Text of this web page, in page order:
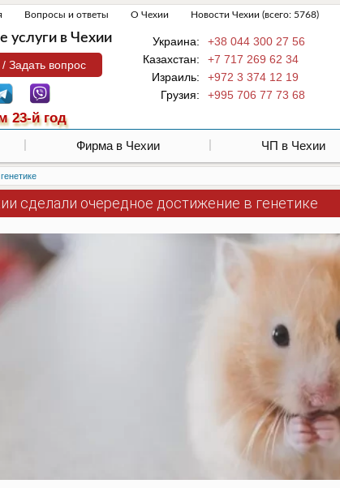
Вопросы и ответы О Чехии Новости Чехии (всего: 5768)
Задать вопрос
23-й год
услуги в Чехии Украина:
+38 044 300 27 56
Казахстан:
+7 717 269 62 34
Израиль:
+972 3 374 12 19
Грузия:
+995 706 77 73 68
Фирма в Чехии ЧП в Чехии
сделали очередное достижение в генетике